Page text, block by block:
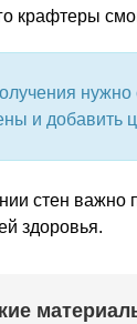
крафтеры
нужно
и добавить
стен важно
здоровья.